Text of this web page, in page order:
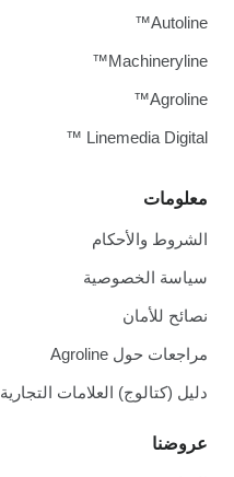
معلومات
الشروط والأحكام
سياسة الخصوصية
نصائح للأمان
مراجعات حول Agroline
دليل (كتالوج) العلامات التجارية
عروضنا
Autoline™
Machineryline™
Agroline™
Linemedia Digital ™